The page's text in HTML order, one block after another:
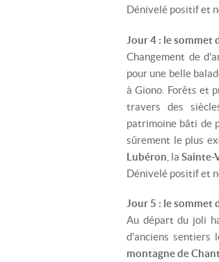
Dénivelé positif et
Jour 4 : le sommet
Changement de
pour une belle
à Giono. Forêts et
travers des
patrimoine bâti de
sûrement le plus
Lubéron , la Sainte-
Dénivelé positif et
Jour 5 : le sommet
Au départ du joli
d'anciens sentiers
montagne de